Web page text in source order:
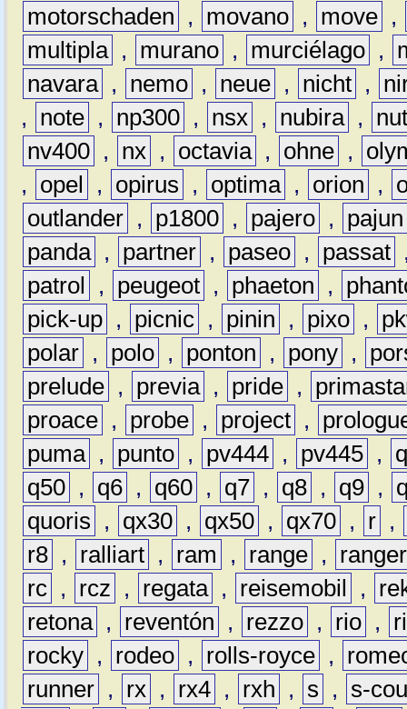
motorschaden
, movano , move ,
multipla , murano , murciélago ,
navara , nemo , neue , nicht ,
,
note , np300 , nsx , nubira ,
nv400 , nx , octavia , ohne ,
,
opel , opirus , optima , orion ,
outlander , p1800 , pajero ,
pajun
panda , partner , paseo , passat
patrol
, peugeot , phaeton ,
pick-up , picnic , pinin , pixo ,
polar , polo , ponton , pony ,
prelude , previa , pride ,
proace , probe , project ,
puma , punto , pv444 , pv445 ,
q50 , q6 , q60 , q7 , q8 , q9 ,
quoris
, qx30 , qx50 , qx70 , r ,
r8 , ralliart , ram , range ,
ranger
rc , rcz , regata , reisemobil ,
retona , reventón , rezzo , rio ,
rocky , rodeo , rolls-royce ,
runner , rx , rx4 , rxh , s ,
s-